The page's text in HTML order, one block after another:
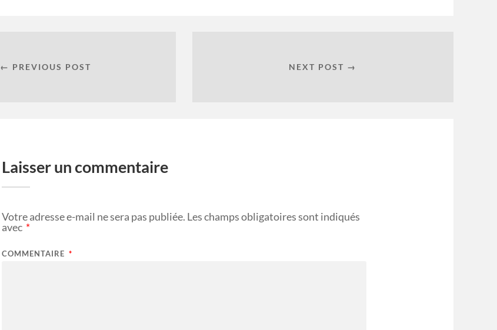
← PREVIOUS POST NEXT POST →
Laisser un commentaire
Votre adresse e-mail ne sera pas publiée. Les champs obligatoires sont indiqués
avec *
COMMENTAIRE *